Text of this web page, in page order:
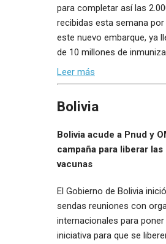
para completar así las
recibidas esta semana por
este nuevo embarque, ya
de 10 millones de
Leer más
Bolivia
Bolivia acude a Pnud y
campaña para liberar
vacunas
El Gobierno de Bolivia
sendas reuniones con
internacionales para
iniciativa para que se